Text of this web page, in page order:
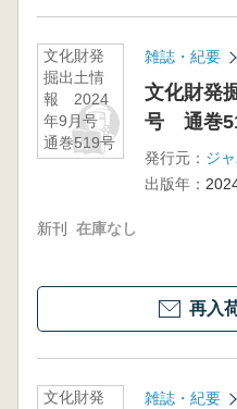
文化財発
掘出土情
報 2024
年9月号
通巻519号
雑誌・紀要
文化財発
号 通巻
発行元： ジ
出版年：
新刊 在庫なし
再入
文化財発
雑誌・紀要